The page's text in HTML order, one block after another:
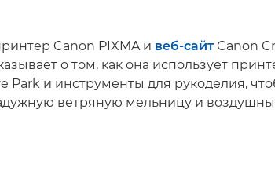
Canon PIXMA и веб-сайтCanon
о том, как она использует
Park и инструменты для рукоделия,
ветряную мельницу и